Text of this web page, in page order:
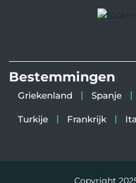
Bestemmingen
Griekenland Spanje
Turkije Frankrijk
Copyright